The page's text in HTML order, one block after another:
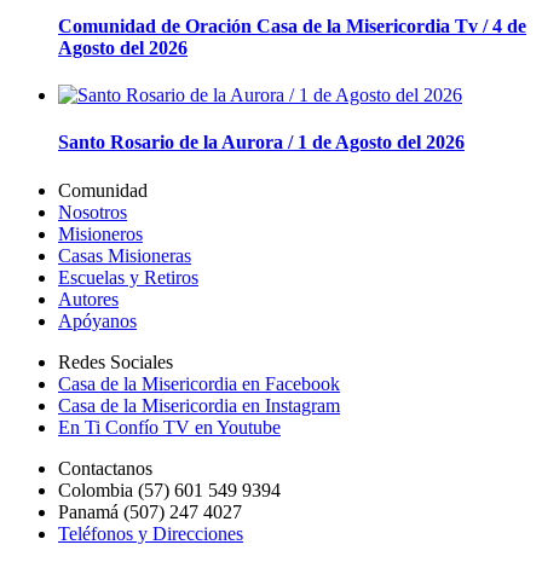
Comunidad de Oración Casa de la Misericordia Tv / 4 de
Agosto del 2026
Santo Rosario de la Aurora / 1 de Agosto del 2026
Comunidad
Nosotros
Misioneros
Casas Misioneras
Escuelas y Retiros
Autores
Apóyanos
Redes Sociales
Casa de la Misericordia en Facebook
Casa de la Misericordia en Instagram
En Ti Confío TV en Youtube
Contactanos
Colombia (57) 601 549 9394
Panamá (507) 247 4027
Teléfonos y Direcciones